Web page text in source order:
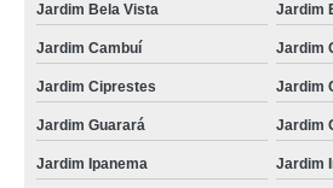
Jardim Bela Vista Jardim
Jardim Cambuí Jardim
Jardim Ciprestes Jardim
Jardim Guarará Jardim
Jardim Ipanema Jardim